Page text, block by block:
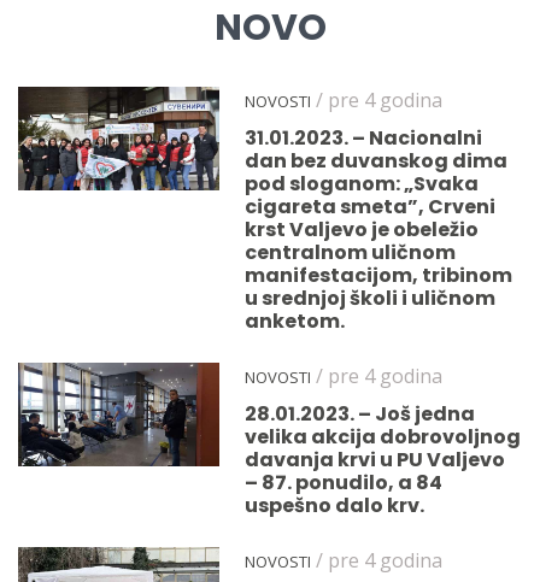
NOVO
NOVOSTI / pre 4 godina
31.01.2023. – Nacionalni
dan bez duvanskog dima
pod sloganom: „Svaka
cigareta smeta”, Crveni
krst Valjevo je obeležio
centralnom uličnom
manifestacijom, tribinom
u srednjoj školi i uličnom
anketom.
NOVOSTI / pre 4 godina
28.01.2023. – Još jedna
velika akcija dobrovoljnog
davanja krvi u PU Valjevo
– 87. ponudilo, a 84
uspešno dalo krv.
NOVOSTI / pre 4 godina